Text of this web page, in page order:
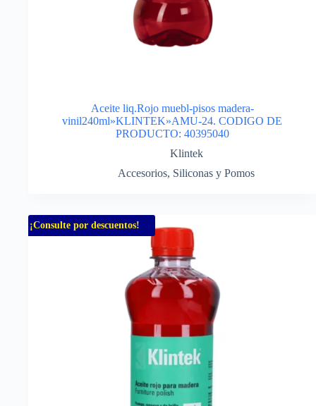
Aceite liq.Rojo muebl-pisos madera-
vinil240ml»KLINTEK»AMU-24. CODIGO DE
PRODUCTO: 40395040
Klintek
Accesorios, Siliconas y Pomos
¡Consulte por descuentos!